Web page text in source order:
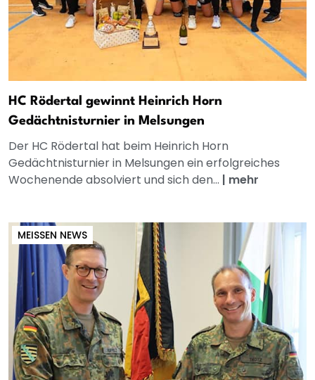
HC Rödertal gewinnt Heinrich Horn
Gedächtnisturnier in Melsungen
Der HC Rödertal hat beim Heinrich Horn
Gedächtnisturnier in Melsungen ein erfolgreiches
Wochenende absolviert und sich den... | mehr
MEISSEN NEWS